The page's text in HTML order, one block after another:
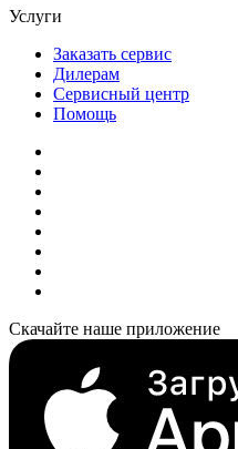
Услуги
Заказать сервис
Дилерам
Сервисный центр
Помощь
Скачайте наше приложение